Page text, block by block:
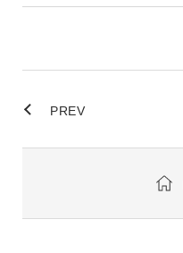
PREV